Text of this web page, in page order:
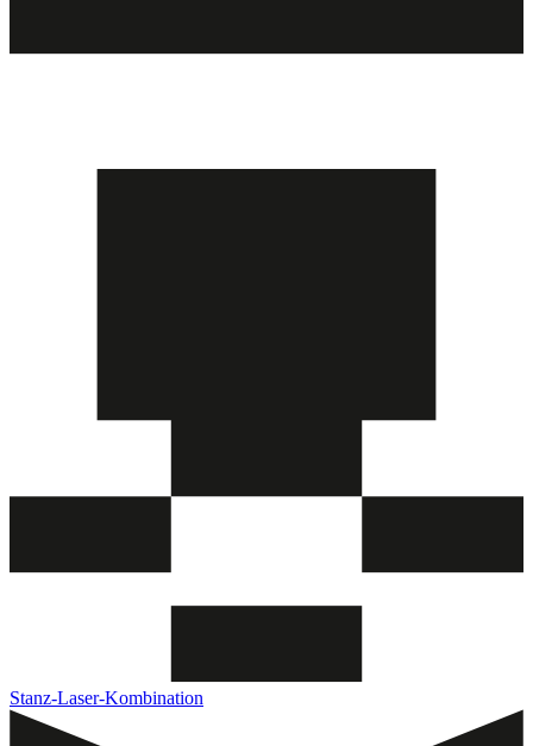
Stanz-Laser-Kombination